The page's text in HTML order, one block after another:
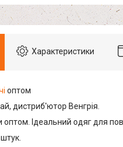
Характеристики
оптом
дистриб'ютор Венгрія.
оптом. Ідеальний одяг для